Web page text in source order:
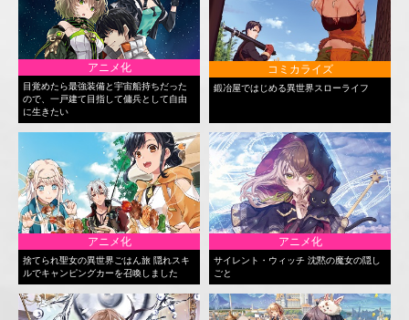
アニメ化
目覚めたら最強装備と宇宙船持ちだった
ので、一戸建て目指して傭兵として自由
に生きたい
コミカライズ
鍛冶屋ではじめる異世界スローライフ
アニメ化
捨てられ聖女の異世界ごはん旅 隠れスキ
ルでキャンピングカーを召喚しました
アニメ化
サイレント・ウィッチ 沈黙の魔女の隠し
ごと